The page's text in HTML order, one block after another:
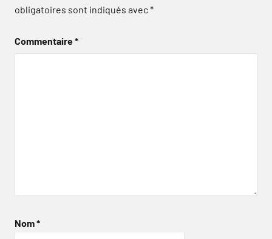
obligatoires sont indiqués avec*
Commentaire*
Nom*